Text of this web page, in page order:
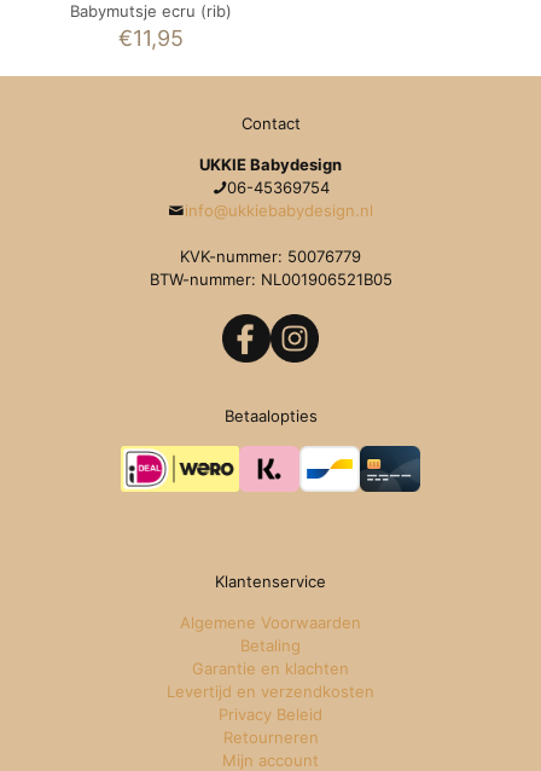
Babymutsje ecru (rib)
€11,95
Contact
UKKIE Babydesign
06-45369754
info@ukkiebabydesign.nl
KVK-nummer: 50076779
BTW-nummer: NL001906521B05
Betaalopties
Klantenservice
Algemene Voorwaarden
Betaling
Garantie en klachten
Levertijd en verzendkosten
Privacy Beleid
Retourneren
Mijn account